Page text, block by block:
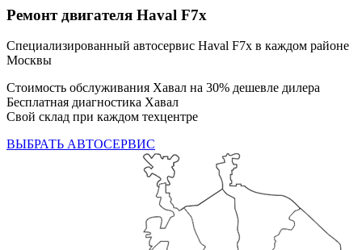
Ремонт двигателя Haval F7x
Специализированный автосервис Haval F7x в каждом районе
Москвы
Стоимость обслуживания Хавал на 30% дешевле дилера
Бесплатная диагностика Хавал
Свой склад при каждом техцентре
ВЫБРАТЬ АВТОСЕРВИС